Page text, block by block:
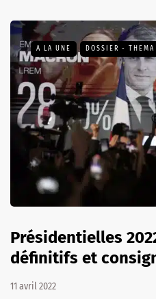
A LA UNE DOSSIER - THEMA
Présidentielles
définitifs et
11 avril 2022